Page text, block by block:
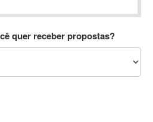
quer receber propostas?